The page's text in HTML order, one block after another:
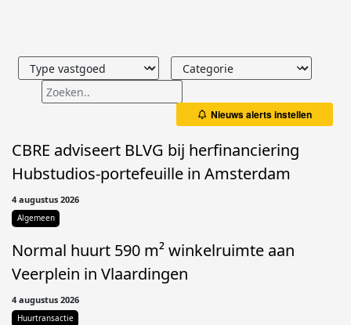
Nieuws alerts instellen
CBRE adviseert BLVG bij herfinanciering
Hubstudios-portefeuille in Amsterdam
4 augustus 2026
Algemeen
Normal huurt 590 m² winkelruimte aan
Veerplein in Vlaardingen
4 augustus 2026
Huurtransactie